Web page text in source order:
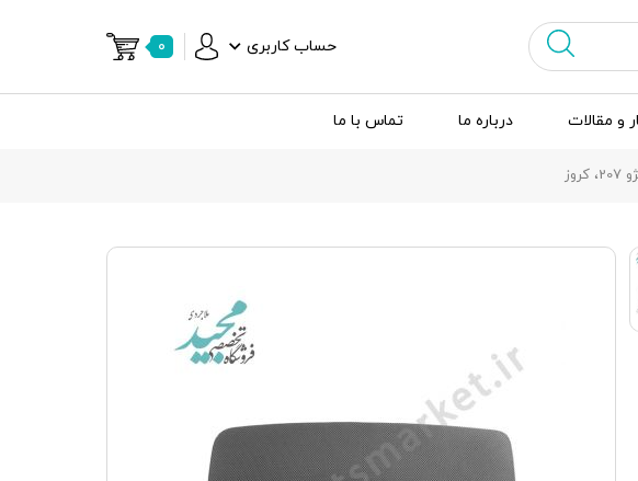
حساب کاربری ۰
و مقالات درباره ما تماس با ما